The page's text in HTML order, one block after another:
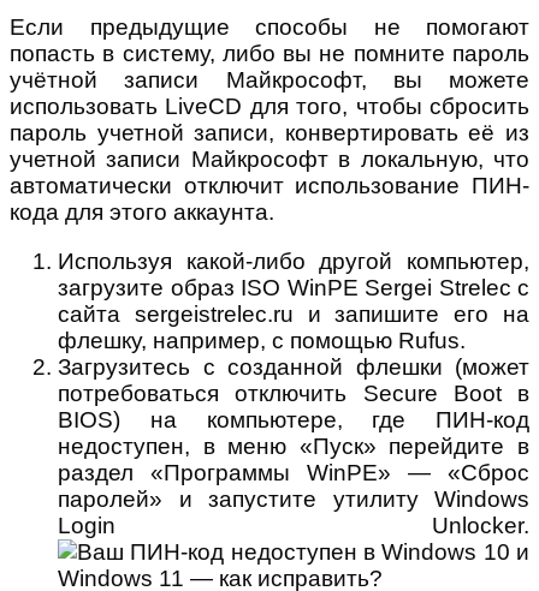
Если предыдущие способы не помогают
попасть в систему, либо вы не помните пароль
учётной записи Майкрософт, вы можете
использовать LiveCD для того, чтобы сбросить
пароль учетной записи, конвертировать её из
учетной записи Майкрософт в локальную, что
автоматически отключит использование ПИН-
кода для этого аккаунта.
Используя какой-либо другой компьютер,
загрузите образ ISO WinPE Sergei Strelec с
сайта sergeistrelec.ru и запишите его на
флешку, например, с помощью Rufus.
Загрузитесь с созданной флешки (может
потребоваться отключить Secure Boot в
BIOS) на компьютере, где ПИН-код
недоступен, в меню «Пуск» перейдите в
раздел «Программы WinPE» — «Сброс
паролей» и запустите утилиту Windows
Login Unlocker.